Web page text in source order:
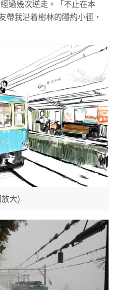
過幾次逆走。「不止在本
帶我沿着樹林的隱約小徑，
大)